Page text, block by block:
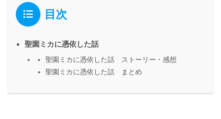
目次
聖園ミカに憑依した話
聖園ミカに憑依した話 ストーリー・感想
聖園ミカに憑依した話 まとめ